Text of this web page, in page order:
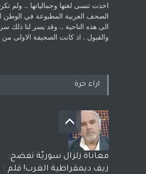
اخذت ‏تنسى لغتها وجمالياتها .. ولم
الصحف العربية المطبوعة في الوطن
الى هذه الناحية .. وقد يسر لنا ذلك
والقبول . اذ كانت ‏الصحيفة الاولى
اراء حرة
معاناة زلزال سوريّة تفضح:
زيف ديمقراطية الغرب! قلم :